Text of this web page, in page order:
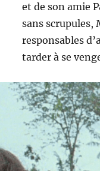
et de son amie
sans scrupules,
responsables
tarder à se